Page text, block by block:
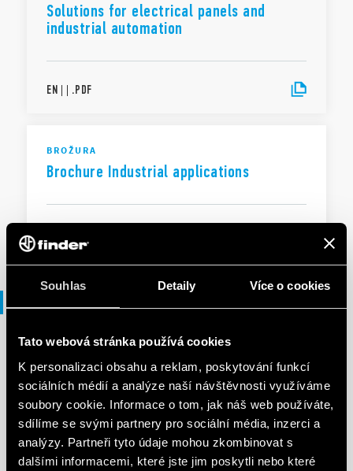
Souhlas Detaily Více o cookies
Tato webová stránka používá cookies
K personalizaci obsahu a reklam, poskytování funkcí
sociálních médií a analýze naší návštěvnosti využíváme
soubory cookie. Informace o tom, jak náš web používáte,
sdílíme se svými partnery pro sociální média, inzerci a
analýzy. Partneři tyto údaje mohou zkombinovat s
dalšími informacemi, které jste jim poskytli nebo které
Solutions for electrical panels and
industrial automation
EN | | .PDF
BROŽURA
Brochure Industrial applications
UKCA 55 Series
EN| | .PDF